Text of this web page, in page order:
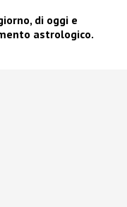
di oggi e
astrologico.